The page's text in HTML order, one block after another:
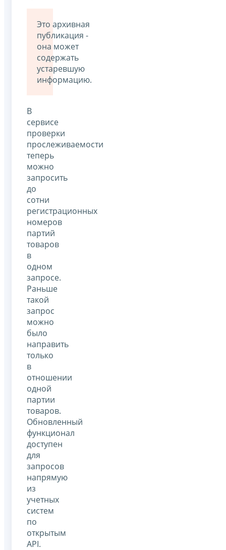
Это архивная
публикация -
она может
содержать
устаревшую
информацию.
В
сервисе
проверки
прослеживаемости
теперь
можно
запросить
до
сотни
регистрационных
номеров
партий
товаров
в
одном
запросе.
Раньше
такой
запрос
можно
было
направить
только
в
отношении
одной
партии
товаров.
Обновленный
функционал
доступен
для
запросов
напрямую
из
учетных
систем
по
открытым
API.